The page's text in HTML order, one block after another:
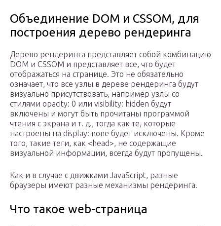
Объединение DOM и CSSOM, для
построения дерево рендеринга
Дерево рендеринга представляет собой комбинацию
DOM и CSSOM и представляет все, что будет
отображаться на странице. Это не обязательно
означает, что все узлы в дереве рендеринга будут
визуально присутствовать, например узлы со
стилями opacity: 0 или visibility: hidden будут
включены и могут быть прочитаны программой
чтения с экрана и т. д., тогда как те, которые
настроены на display: none будет исключены. Кроме
того, такие теги, как <head>, не содержащие
визуальной информации, всегда будут пропущены.
Как и в случае с движками JavaScript, разные
браузеры имеют разные механизмы рендеринга.
Что такое web-страница